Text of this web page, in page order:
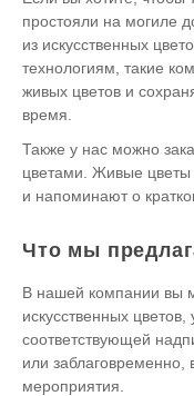
простояли на могиле
из искусственных
технологиям, такие
живых цветов и
время.
Также у нас можно
цветами. Живые цветы
и напоминают о
Что мы
В нашей компании вы
искусственных
соответствующей
или заблаговременно,
мероприятия.